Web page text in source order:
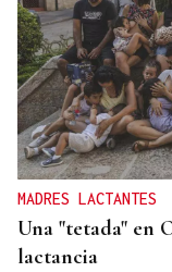
MADRES LACTANTES
Una "tetada" en
lactancia